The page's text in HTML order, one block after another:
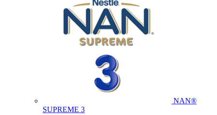
NAN®
SUPREME 3